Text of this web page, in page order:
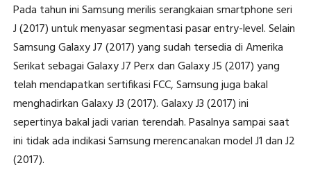
Pada tahun ini Samsung merilis serangkaian smartphone seri
J (2017) untuk menyasar segmentasi pasar entry-level. Selain
Samsung Galaxy J7 (2017) yang sudah tersedia di Amerika
Serikat sebagai Galaxy J7 Perx dan Galaxy J5 (2017) yang
telah mendapatkan sertifikasi FCC, Samsung juga bakal
menghadirkan Galaxy J3 (2017). Galaxy J3 (2017) ini
sepertinya bakal jadi varian terendah. Pasalnya sampai saat
ini tidak ada indikasi Samsung merencanakan model J1 dan J2
(2017).